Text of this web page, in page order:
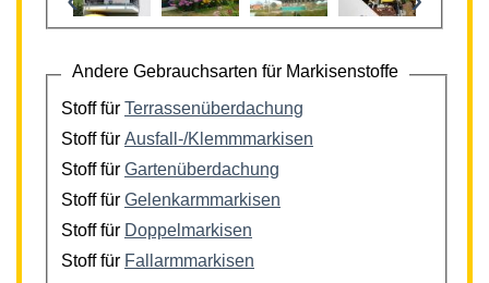
Andere Gebrauchsarten für Markisenstoffe
Stoff für Terrassenüberdachung
Stoff für Ausfall-/Klemmmarkisen
Stoff für Gartenüberdachung
Stoff für Gelenkarmmarkisen
Stoff für Doppelmarkisen
Stoff für Fallarmmarkisen